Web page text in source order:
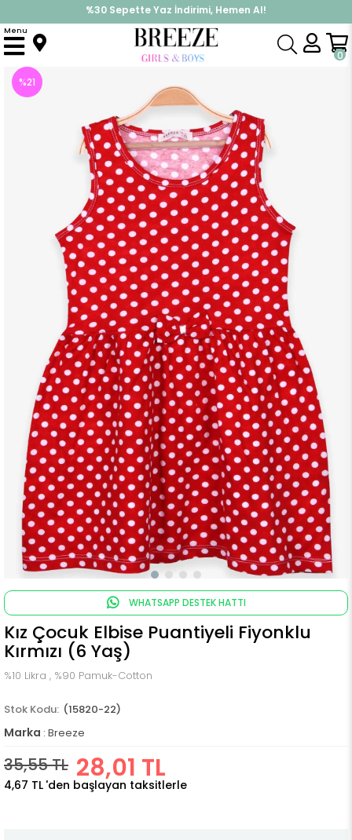
%30 Sepette Yaz İndirimi, Hemen Al!
İndirimlere ek %10 İndirimi Kap, Hemen Üye Ol!
0
Menu
Anasayfa Elbise Modelleri Yazlık Elbise Kız Çocuk Elbise Puantiyeli Fiyonklu Kırmızı (6 Yaş)
%21
WHATSAPP DESTEK HATTI
Kız Çocuk Elbise Puantiyeli Fiyonklu
Kırmızı (6 Yaş)
%10 Likra , %90 Pamuk-Cotton
(15820-22)
Marka : Breeze
35,55 TL 28,01 TL
4,67 TL 'den başlayan taksitlerle